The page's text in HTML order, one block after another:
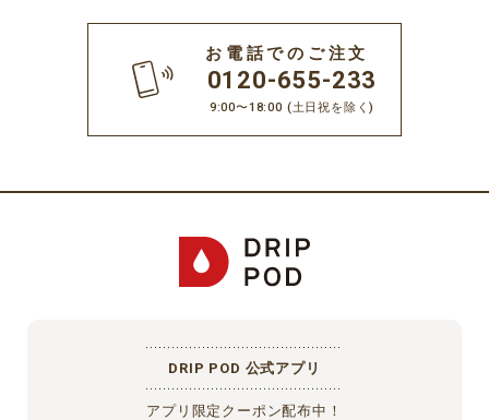
お電話でのご注文
0120-655-233
9:00〜18:00 (土日祝を除く)
DRIP POD 公式アプリ
アプリ限定クーポン配布中！